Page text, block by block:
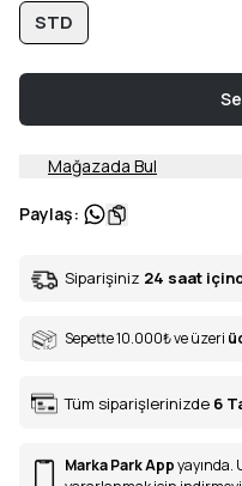
STD
Mağazada Bul
Paylaş:
Siparişiniz 24 saat
Sepette 10.000₺ve üzeri
Tüm siparişlerinizde 6
Marka Park Appyayında.